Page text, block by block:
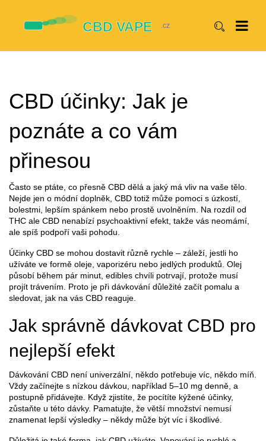
CBD účinky: Jak je
poznáte a co vám
přinesou
Často se ptáte, co přesně CBD dělá a jaký má vliv na vaše tělo.
Nejde jen o módní doplněk, CBD totiž může pomoci s úzkostí,
bolestmi, lepším spánkem nebo prostě uvolněním. Na rozdíl od
THC ale CBD nenabízí psychoaktivní efekt, takže vás neomámí,
ale spíš podpoří vaši pohodu.
Účinky CBD se mohou dostavit různě rychle – záleží, jestli ho
užíváte ve formě oleje, vaporizéru nebo jedlých produktů. Olej
působí během pár minut, edibles chvíli potrvají, protože musí
projít trávením. Proto je při dávkování důležité začít pomalu a
sledovat, jak na vás CBD reaguje.
Jak správně dávkovat CBD pro
nejlepší efekt
Dávkování CBD není univerzální, někdo potřebuje víc, někdo míň.
Vždy začínejte s nízkou dávkou, například 5–10 mg denně, a
postupně přidávejte. Když zjistíte, že pocítíte kýžené účinky,
zůstaňte u této dávky. Pamatujte, že větší množství nemusí
znamenat lepší výsledky – někdy může být víc i škodlivé.